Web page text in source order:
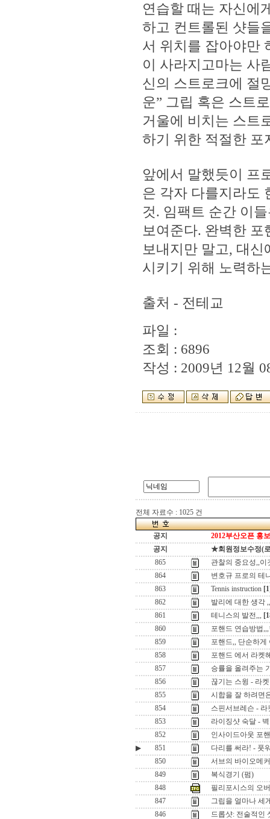
연습할 때는 자신에
하고 컨트롤된 샷들
서 위치를 잡아야만
이 사라지고마는 사
신의 스트로크에 절
운” 그립 혹은 스트
거울에 비치는 스트
하기 위한 적절한
앞에서 말했듯이 프
은 각자 다를지라도
것. 임팩트 순간 이
보여준다. 완벽한
보내지만 말고, 대
시키기 위해 노력하
출처 - 전테교
파일 :
조회 : 6896
작성 : 2009년 12월
전체 자료수 : 1025 건
공지
2012부산오픈 홍
공지
★회원정보수정(
865
관찰의 중요성,,이
864
변호규 프로의 테
863
Tennis instruction
862
발리에 대한 생각
861
테니스의 발전,,,
860
포핸드 연습방법
859
포핸드,, 단순하게
858
포핸드 에서 라켓
857
승률을 올려주는
856
끊기는 스윙 - 라
855
시합을 잘 하려면
854
스핀서브레슨 -
853
라이징샷 숙달 - 벽
852
인사이드아웃 포
▶
851
다리를 써라! - 풋
850
서브의 바이오메
849
복식경기 (펌)
848
필리포시스의 오
847
그립을 얼마나 세
846
드롭샷: 전술적인